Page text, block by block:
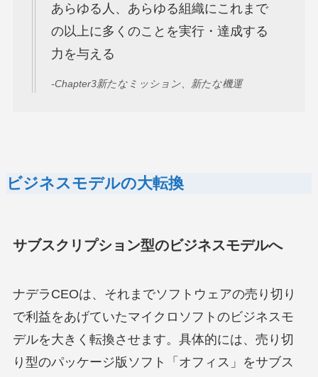
あらゆる人、あらゆる組織にこれまで
の以上に多くのことを実行・達成する
力を与える
-Chapter3新たなミッション、新たな機運
ビジネスモデルの大転換
サブスクリプション型のビジネスモデルへ
ナデラCEOは、それまでソフトウェアの売り切り
で利益をあげていたマイクロソフトのビジネスモ
デルを大きく転換させます。具体的には、売り切
り型のパッケージ版ソフト「オフィス」をサブス